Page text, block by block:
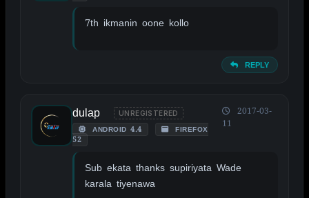
7th ikmanin oone kollo
REPLY
dulap UNREGISTERED
ANDROID 4.4
FIREFOX
52
2017-03-
11
Sub ekata thanks supiriyata Wade
karala tiyenawa